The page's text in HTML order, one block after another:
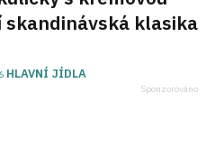
skandinávská klasika
HLAVNÍ JÍDLA